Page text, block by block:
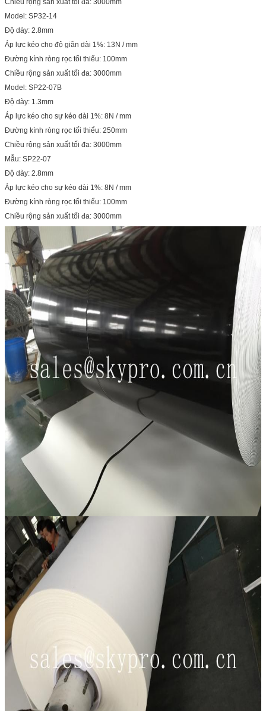
Chiều rộng sản xuất tối đa: 3000mm
Model: SP32-14
Độ dày: 2.8mm
Áp lực kéo cho độ giãn dài 1%: 13N / mm
Đường kính ròng rọc tối thiểu: 100mm
Chiều rộng sản xuất tối đa: 3000mm
Model: SP22-07B
Độ dày: 1.3mm
Áp lực kéo cho sự kéo dài 1%: 8N / mm
Đường kính ròng rọc tối thiểu: 250mm
Chiều rộng sản xuất tối đa: 3000mm
Mẫu: SP22-07
Độ dày: 2.8mm
Áp lực kéo cho sự kéo dài 1%: 8N / mm
Đường kính ròng rọc tối thiểu: 100mm
Chiều rộng sản xuất tối đa: 3000mm